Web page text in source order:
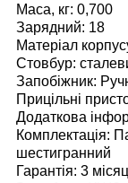
Маса, кг: 0,700
Зарядний: 18
Матеріал
Стовбур:
Запобіжник:
Прицільні
Додаткова
Комплектація:
шестигранний
Гарантія: 3